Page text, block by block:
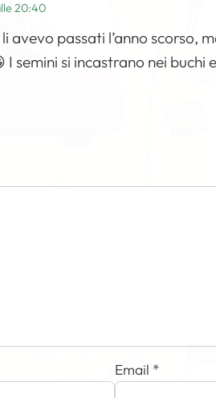
20:40
avevo passati l’anno scorso,
semini si incastrano nei buchi
Email *